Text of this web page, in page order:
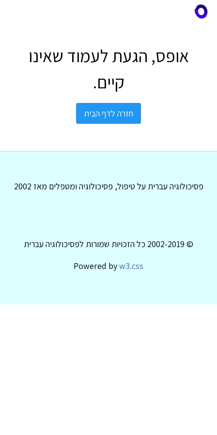
אופס, הגעת לעמוד שאינו
קיים.
חזרה לדף הבית
פסיכולוגיה עברית על טיפול, פסיכולוגיה ומטפלים מאז 2002
© 2002-2019 כל הזכויות שמורות לפסיכולוגיה עברית
Powered byw3.css